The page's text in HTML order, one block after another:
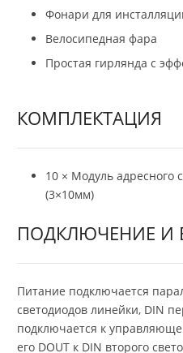
Фонари для
Велосипедная фара
Простая гирлянда с
КОМПЛЕКТАЦИЯ
10 × Модуль адресного
(3×10мм)
ПОДКЛЮЧЕНИЕ И
Питание подключается
светодиодов линейки, DIN
подключается к
его DOUT к DIN второго